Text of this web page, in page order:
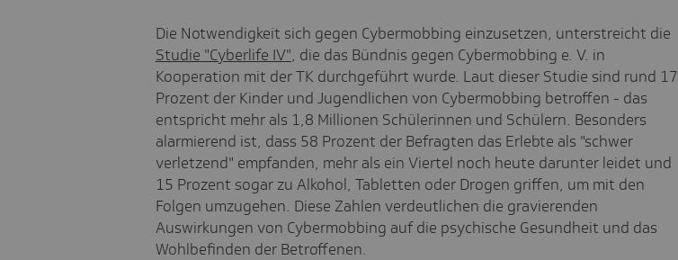
Die Notwendigkeit sich gegen Cybermobbing einzusetzen, unterstreicht die
Studie "Cyberlife IV", die das Bündnis gegen Cybermobbing e. V. in
Kooperation mit der TK durchgeführt wurde. Laut dieser Studie sind rund 17
Prozent der Kinder und Jugendlichen von Cybermobbing betroffen - das
entspricht mehr als 1,8 Millionen Schülerinnen und Schülern. Besonders
alarmierend ist, dass 58 Prozent der Befragten das Erlebte als "schwer
verletzend" empfanden, mehr als ein Viertel noch heute darunter leidet und
15 Prozent sogar zu Alkohol, Tabletten oder Drogen griffen, um mit den
Folgen umzugehen. Diese Zahlen verdeutlichen die gravierenden
Auswirkungen von Cybermobbing auf die psychische Gesundheit und das
Wohlbefinden der Betroffenen.